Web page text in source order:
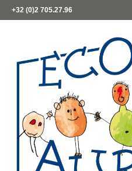
+32 (0)2 705.27.96